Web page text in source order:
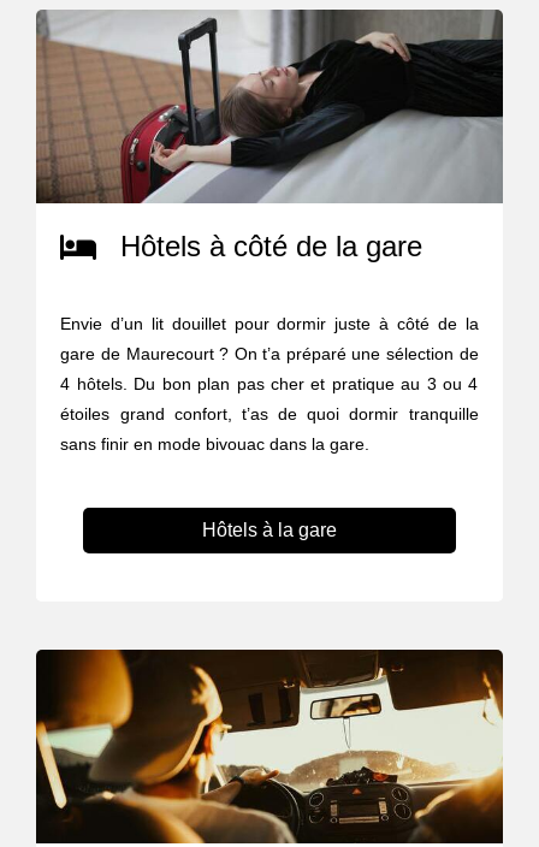
Hôtels à côté de la gare
Envie d’un lit douillet pour dormir juste à côté de la
gare de Maurecourt ? On t’a préparé une sélection de
4 hôtels. Du bon plan pas cher et pratique au 3 ou 4
étoiles grand confort, t’as de quoi dormir tranquille
sans finir en mode bivouac dans la gare.
Hôtels à la gare